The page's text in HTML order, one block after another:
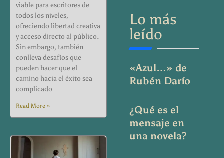
viable para escritores de
todos los niveles,
ofreciendo libertad creativa
y acceso directo al público.
Sin embargo, también
conlleva desafíos que
pueden hacer que el
camino hacia el éxito sea
complicado…
Read More »
Lo más
leído
«Azul…» de
Rubén Darío
¿Qué es el
mensaje en
una novela?